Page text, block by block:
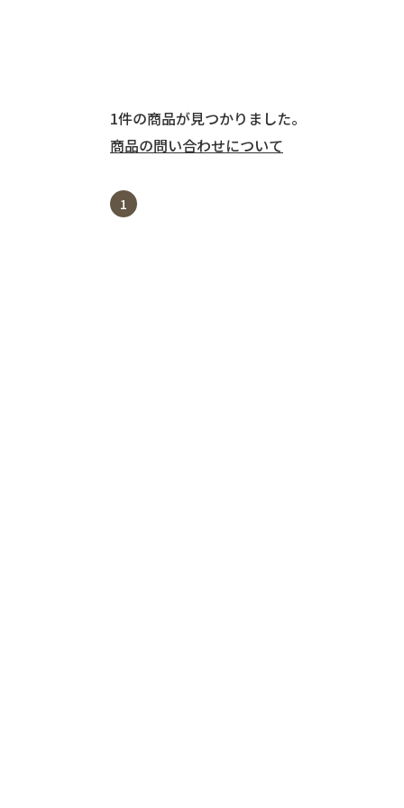
1件の商品が見つかりました。
商品の問い合わせについて
1